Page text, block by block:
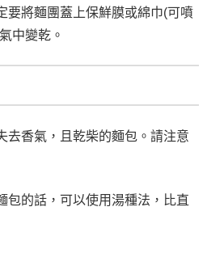
要將麵團蓋上保鮮膜或綿巾(可噴
中變乾。
去香氣，且乾柴的麵包。請注意
包的話，可以使用湯種法，比直